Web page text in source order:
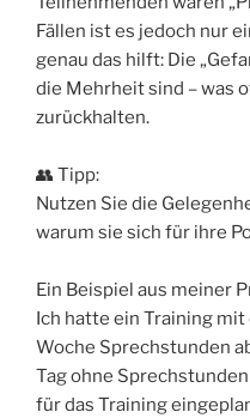
Fällen ist es jedoch nur
genau das hilft: Die
die Mehrheit sind – was
zurückhalten.
👥 Tipp:
Nutzen Sie die
warum sie sich für ihre
Ein Beispiel aus meiner
Ich hatte ein Training mit
Woche Sprechstunden
Tag ohne
für das Training